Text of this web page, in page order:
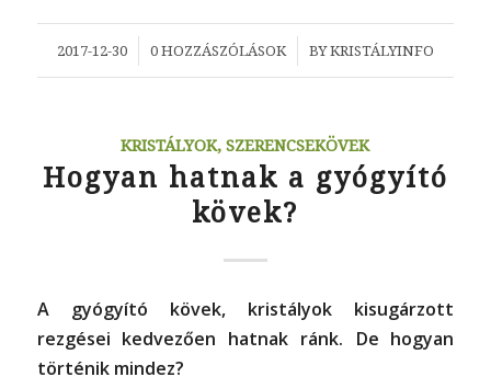
2017-12-30
/ 0 HOZZÁSZÓLÁSOK
/ BYKRISTÁLYINFO
KRISTÁLYOK, SZERENCSEKÖVEK
Hogyan hatnak a gyógyító
kövek?
A gyógyító kövek, kristályok kisugárzott
rezgései kedvezően hatnak ránk. De hogyan
történik mindez?